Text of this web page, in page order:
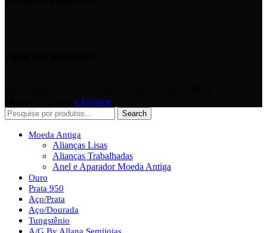
Cityinbag
Search
Moeda Antiga
Alianças Lisas
Alianças Trabalhadas
Anel e Aparador Moeda Antiga
Ouro
Prata 950
Aço/Prata
Aço/Dourada
Tungstênio